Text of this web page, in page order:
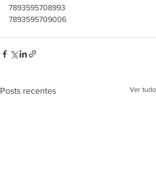
7893595708993
7893595709006
Posts recentes Ver tudo